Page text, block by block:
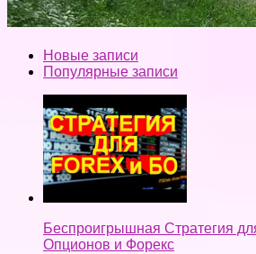
Новые записи
Популярные записи
Беспроигрышная Стратегия
Опционов и Форекс